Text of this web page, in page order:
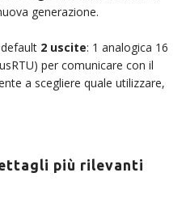
generazione.
2 uscite: 1 analogica 16
per comunicare con il
a scegliere quale utilizzare,
più rilevanti